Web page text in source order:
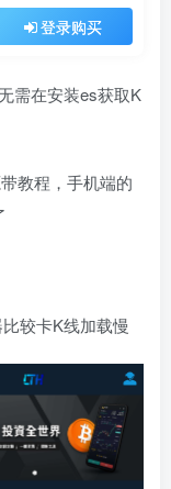
登录购买
需在安装es获取K
教程，手机端的
较卡K线加载慢